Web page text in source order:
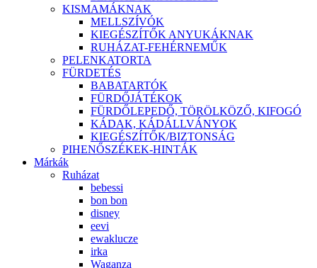
KISMAMÁKNAK
MELLSZÍVÓK
KIEGÉSZÍTŐK ANYUKÁKNAK
RUHÁZAT-FEHÉRNEMŰK
PELENKATORTA
FÜRDETÉS
BABATARTÓK
FÜRDŐJÁTÉKOK
FÜRDŐLEPEDŐ, TÖRÖLKÖZŐ, KIFOGÓ
KÁDAK, KÁDÁLLVÁNYOK
KIEGÉSZÍTŐK/BIZTONSÁG
PIHENŐSZÉKEK-HINTÁK
Márkák
Ruházat
bebessi
bon bon
disney
eevi
ewaklucze
irka
Waganza